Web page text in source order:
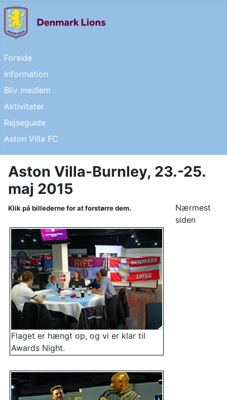
Forside
Information
Bliv medlem
Aktiviteter
Rejseguide
Aston Villa FC
Aston Villa-Burnley, 23.-25.
maj 2015
Klik på billederne for at forstørre dem.
Flaget er hængt op, og vi er klar til
Awards Night.
Nærmest
siden